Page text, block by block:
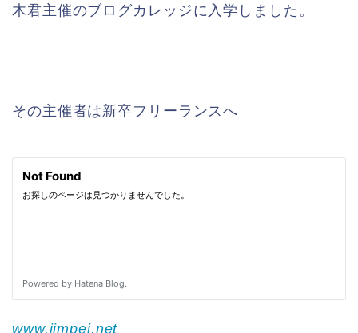
木君主催のブログカレッジに入学しました。
その主催者は新卒フリーランスへ
www.jimpei.net